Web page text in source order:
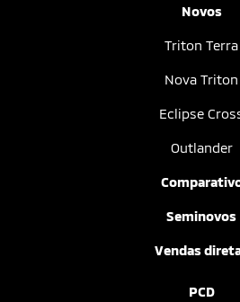
Novos
Triton Terra
Nova Triton
Eclipse
Outlander
Seminovos
Vendas
PCD